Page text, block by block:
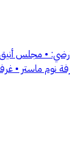
والرقي 🔹 المساحة: 240 م² 🔹
رئيسية ماستر مع بلكونة خاصة •